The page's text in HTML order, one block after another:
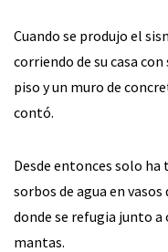
Cuando se produjo el
corriendo de su casa
piso y un muro de
contó.
Desde entonces solo
sorbos de agua en
donde se refugia junto
mantas.